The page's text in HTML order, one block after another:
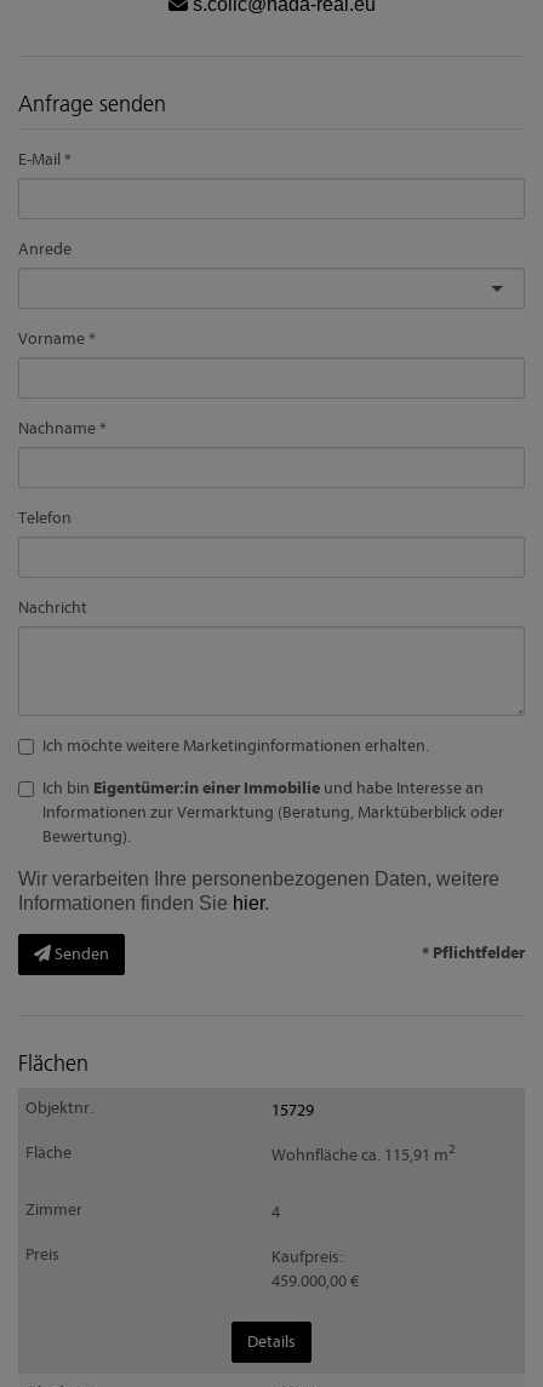
Anfrage senden
E-Mail
Anrede
Vorname
Nachname
Telefon
Nachricht
Ich möchte weitere Marketinginformationen erhalten.
Ich bin Eigentümer:in einer Immobilie und habe Interesse an
Informationen zur Vermarktung (Beratung, Marktüberblick oder
Bewertung).
Wir verarbeiten Ihre personenbezogenen Daten, weitere
Informationen finden Sie hier.
Senden * Pflichtfelder
Flächen
15729
Wohnfläche ca. 115,91 m2
4
Kaufpreis:
459.000,00 €
Details